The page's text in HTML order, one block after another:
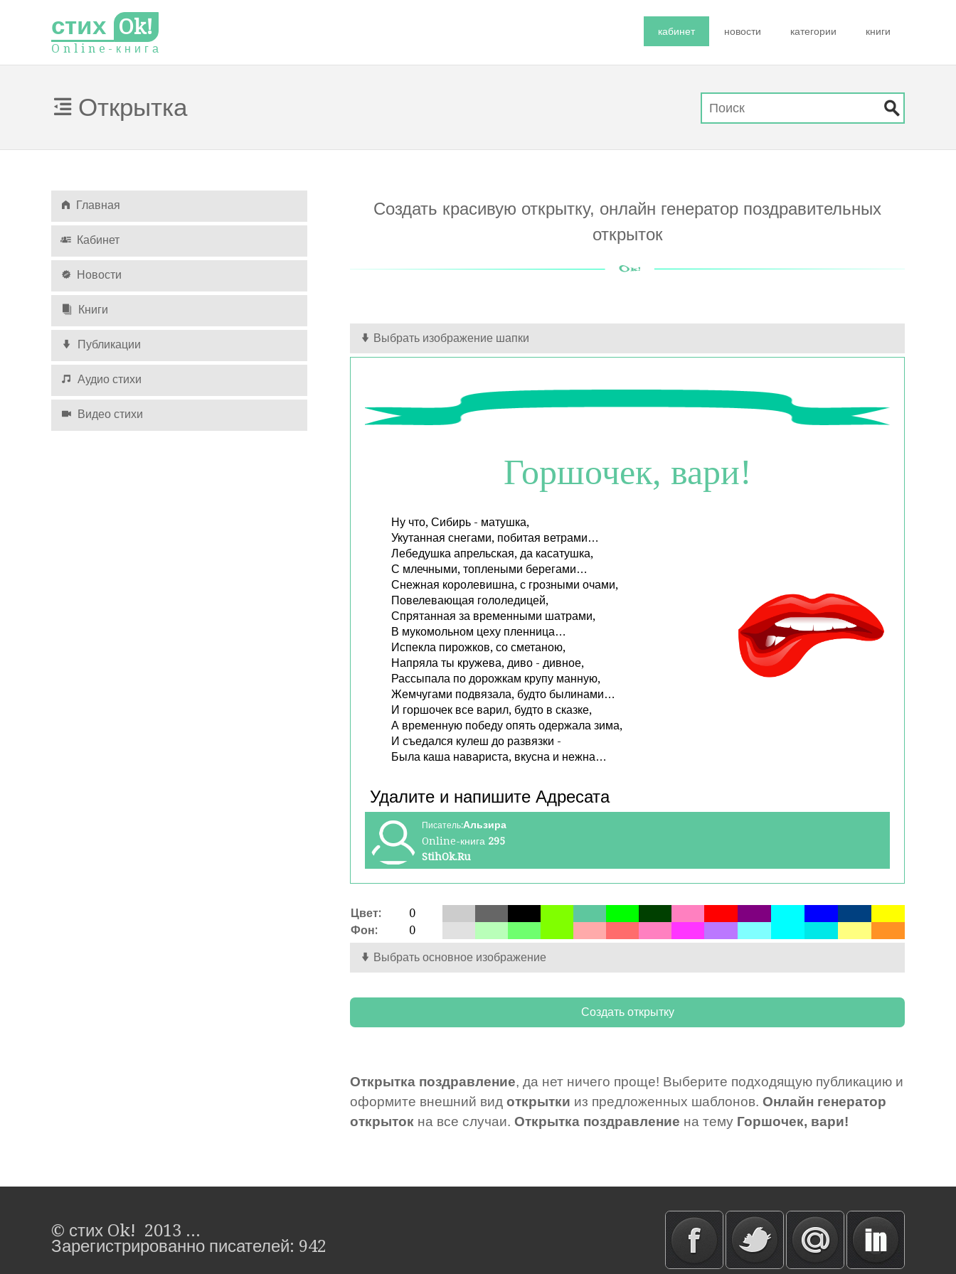
стих Ok!
O n l i n e - к н и г а
кабинет новости категории книги
Открытка
Создать красивую открытку, онлайн генератор поздравительных
открыток
Выбрать изображение шапки
Горшочек, вари!
Ну что, Сибирь - матушка,
Укутанная снегами, побитая ветрами…
Лебедушка апрельская, да касатушка,
С млечными, топлеными берегами…
Снежная королевишна, с грозными очами,
Повелевающая гололедицей,
Спрятанная за временными шатрами,
В мукомольном цеху пленница…
Испекла пирожков, со сметаною,
Напряла ты кружева, диво - дивное,
Рассыпала по дорожкам крупу манную,
Жемчугами подвязала, будто былинами…
И горшочек все варил, будто в сказке,
А временную победу опять одержала зима,
И съедался кулеш до развязки -
Была каша навариста, вкусна и нежна…
Писатель:Альзира
Online-книга 295
StihOk.Ru
Цвет:
0
Фон:
0
Выбрать основное изображение
Открытка поздравление, да нет ничего проще! Выберите подходящую публикацию и
оформите внешний вид открытки из предложенных шаблонов. Онлайн генератор
открыток на все случаи. Открытка поздравление на тему Горшочек, вари!
Главная
Кабинет
Новости
Книги
Публикации
Аудио стихи
Видео стихи
© стих Ok! 2013 ...
Зарегистрированно писателей: 942